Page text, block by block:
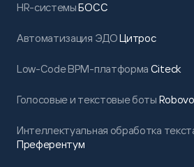
HR-системыБОСС
Автоматизация ЭДОЦитрос
Low-Code BPM-платформа Citeck
Голосовые и текстовые боты
Интеллектуальная обработка
Преферентум